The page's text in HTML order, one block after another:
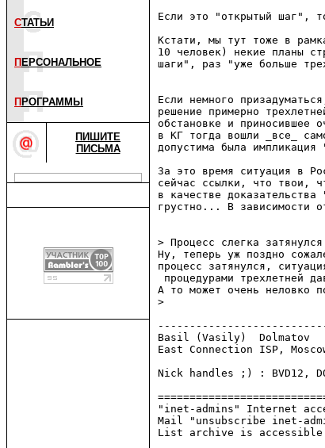
СТАТЬИ
П ЕРСОНАЛЬНОЕ
П РОГРАММЫ
ПИШИТЕ
ПИСЬМА
Если это "открытый шаг",
Кстати, мы тут тоже в
10 человек) некие планы
шаги", раз "уже больше
Если немного
решение примерно
обстановке и приносившее
в КГ тогда вошли _все_
допустима была
За это время ситуация в
сейчас ссылки, что твои,
в качестве
грустно... В зависимости
> Процесс слегка
Ну, теперь уж поздно
процесс затянулся,
процедурами трехлетней
А то может очень неловко
>
Basil (Vasily)  Dolmatov
East Connection ISP,
Nick handles ;) : BVD12,
"inet-admins" Internet
Mail "unsubscribe inet-
List archive is